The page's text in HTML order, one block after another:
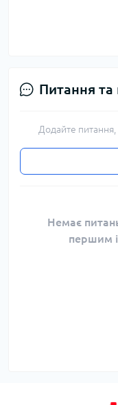
Питання та
Додайте
Немає
першим